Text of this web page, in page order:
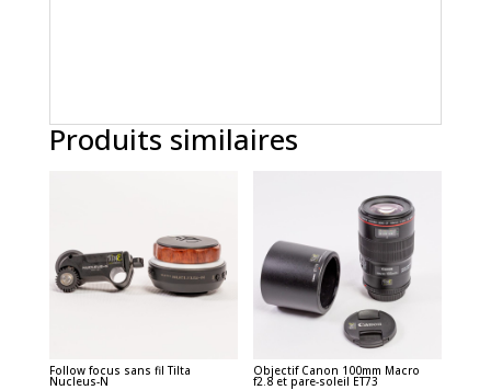
Produits similaires
Follow focus sans fil Tilta
Nucleus-N
Objectif Canon 100mm Macro
f2.8 et pare-soleil ET73